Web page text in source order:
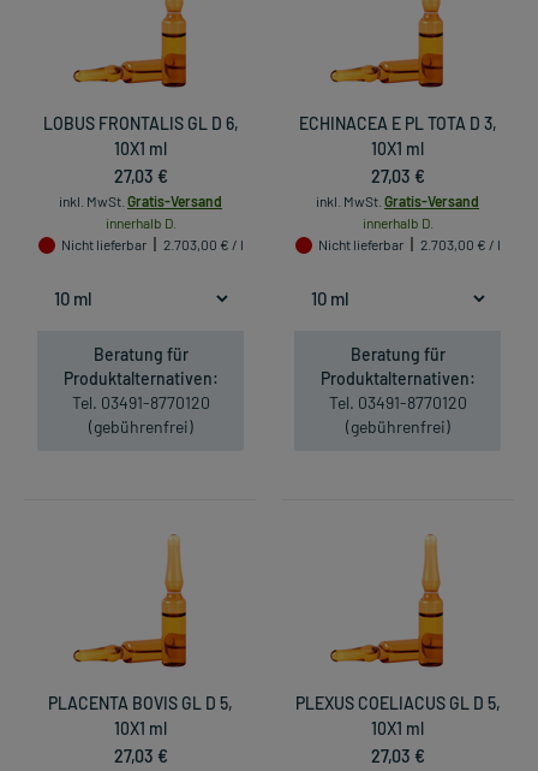
LOBUS FRONTALIS GL D 6,
10X1 ml
27,03 €
inkl. MwSt. Gratis-Versand
innerhalb D.
Nicht lieferbar
2.703,00 € / l
Beratung für
Produktalternativen:
Tel. 03491-8770120
(gebührenfrei)
ECHINACEA E PL TOTA D 3,
10X1 ml
27,03 €
inkl. MwSt. Gratis-Versand
innerhalb D.
Nicht lieferbar
2.703,00 € / l
Beratung für
Produktalternativen:
Tel. 03491-8770120
(gebührenfrei)
PLACENTA BOVIS GL D 5,
10X1 ml
27,03 €
PLEXUS COELIACUS GL D 5,
10X1 ml
27,03 €